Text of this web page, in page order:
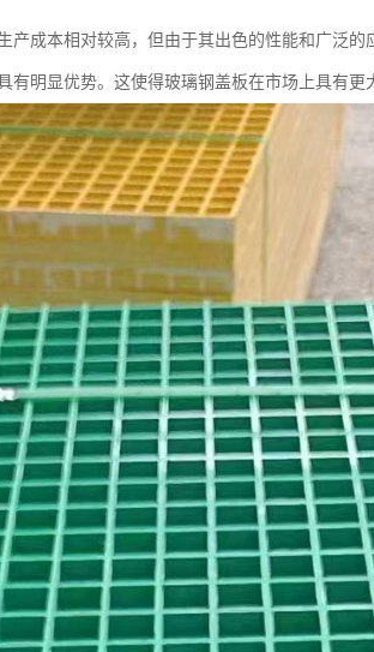
产成本相对较高，但由于其出色的性能和广泛的
明显优势。这使得玻璃钢盖板在市场上具有更